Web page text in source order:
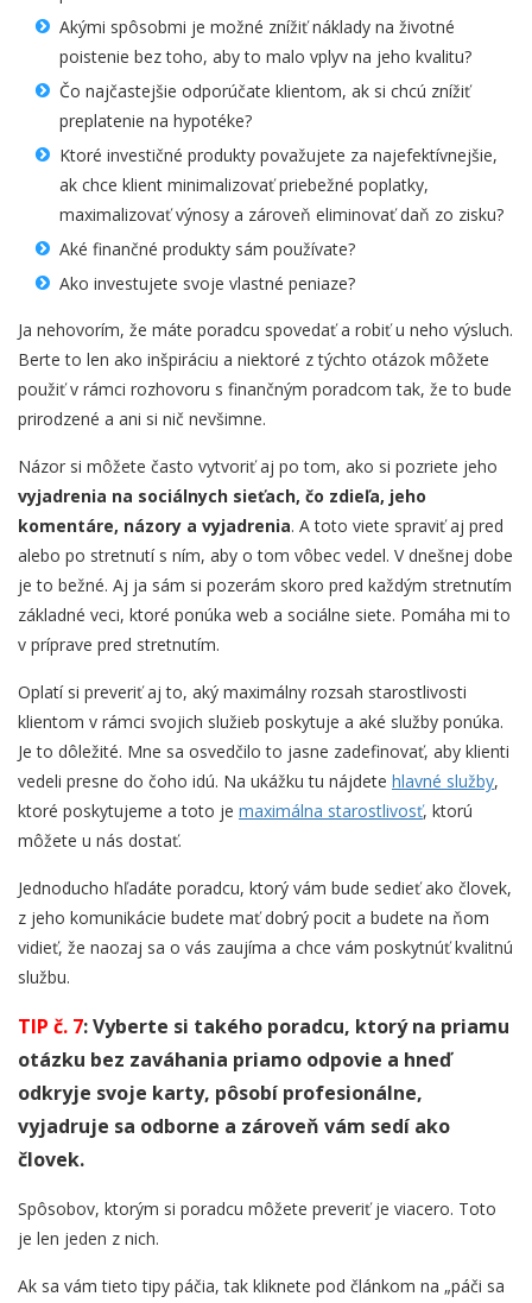
Akými spôsobmi je možné znížiť náklady na životné
poistenie bez toho, aby to malo vplyv na jeho kvalitu?
Čo najčastejšie odporúčate klientom, ak si chcú znížiť
preplatenie na hypotéke?
Ktoré investičné produkty považujete za najefektívnejšie,
ak chce klient minimalizovať priebežné poplatky,
maximalizovať výnosy a zároveň eliminovať daň zo zisku?
Aké finančné produkty sám používate?
Ako investujete svoje vlastné peniaze?
Ja nehovorím, že máte poradcu spovedať a robiť u neho výsluch.
Berte to len ako inšpiráciu a niektoré z týchto otázok môžete
použiť v rámci rozhovoru s finančným poradcom tak, že to bude
prirodzené a ani si nič nevšimne.
Názor si môžete často vytvoriť aj po tom, ako si pozriete jeho
vyjadrenia na sociálnych sieťach, čo zdieľa, jeho
komentáre, názory a vyjadrenia. A toto viete spraviť aj pred
alebo po stretnutí s ním, aby o tom vôbec vedel. V dnešnej dobe
je to bežné. Aj ja sám si pozerám skoro pred každým stretnutím
základné veci, ktoré ponúka web a sociálne siete. Pomáha mi to
v príprave pred stretnutím.
Oplatí si preveriť aj to, aký maximálny rozsah starostlivosti
klientom v rámci svojich služieb poskytuje a aké služby ponúka.
Je to dôležité. Mne sa osvedčilo to jasne zadefinovať, aby klienti
vedeli presne do čoho idú. Na ukážku tu nájdete hlavné služby,
ktoré poskytujeme a toto je maximálna starostlivosť, ktorú
môžete u nás dostať.
Jednoducho hľadáte poradcu, ktorý vám bude sedieť ako človek,
z jeho komunikácie budete mať dobrý pocit a budete na ňom
vidieť, že naozaj sa o vás zaujíma a chce vám poskytnúť kvalitnú
službu.
TIP č. 7: Vyberte si takého poradcu, ktorý na priamu
otázku bez zaváhania priamo odpovie a hneď
odkryje svoje karty, pôsobí profesionálne,
vyjadruje sa odborne a zároveň vám sedí ako
človek.
Spôsobov, ktorým si poradcu môžete preveriť je viacero. Toto
je len jeden z nich.
Ak sa vám tieto tipy páčia, tak kliknete pod článkom na „páči sa